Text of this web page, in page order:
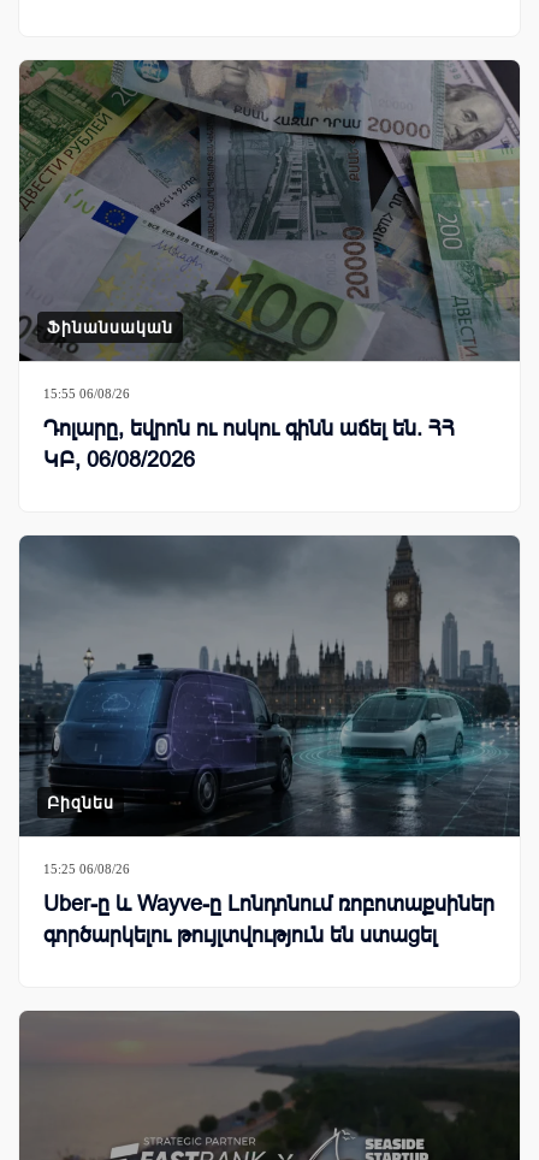
Ֆինանսական
15:55 06/08/26
Դոլարը, եվրոն ու ոսկու գինն աճել են. ՀՀ
ԿԲ, 06/08/2026
Բիզնես
15:25 06/08/26
Uber-ը և Wayve-ը Լոնդոնում ռոբոտաքսիներ
գործարկելու թույլտվություն են ստացել